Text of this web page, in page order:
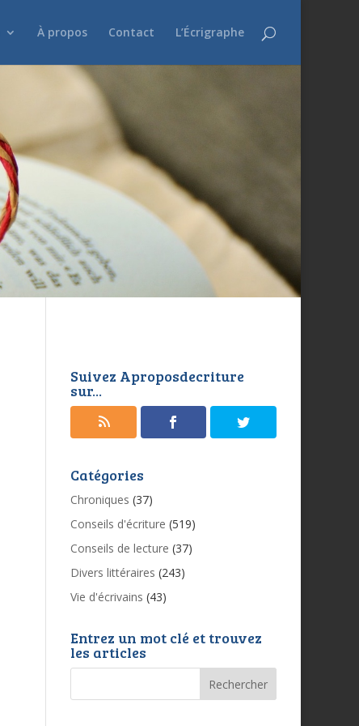
À propos Contact L’Écrigraphe
Suivez Aproposdecriture
sur...
Catégories
Chroniques (37)
Conseils d'écriture (519)
Conseils de lecture (37)
Divers littéraires (243)
Vie d'écrivains (43)
Entrez un mot clé et trouvez
les articles